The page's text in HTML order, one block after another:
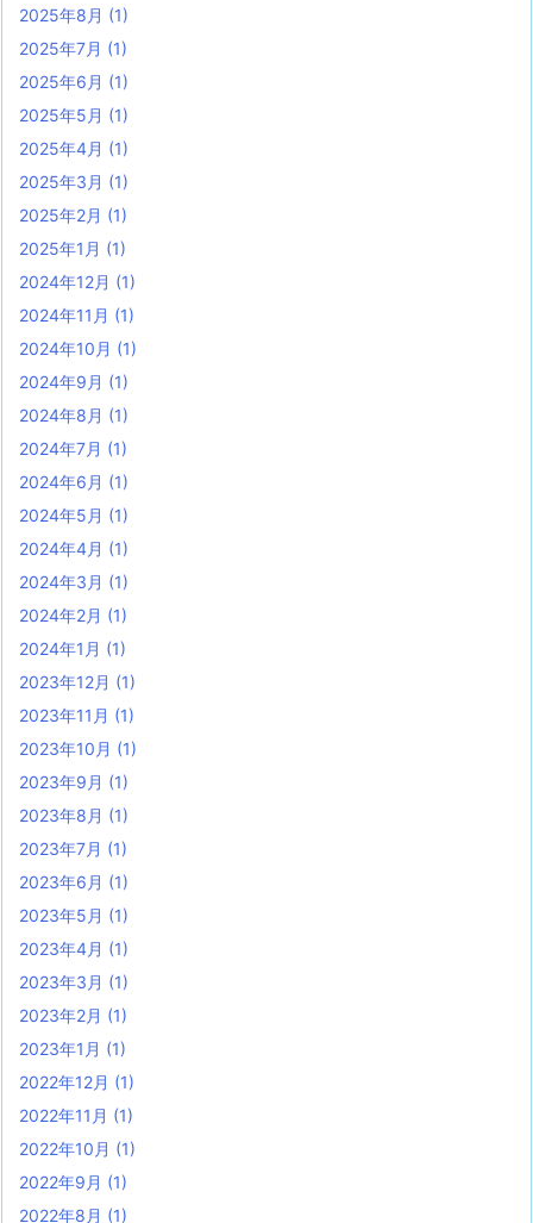
2025年8月 (1)
2025年7月 (1)
2025年6月 (1)
2025年5月 (1)
2025年4月 (1)
2025年3月 (1)
2025年2月 (1)
2025年1月 (1)
2024年12月 (1)
2024年11月 (1)
2024年10月 (1)
2024年9月 (1)
2024年8月 (1)
2024年7月 (1)
2024年6月 (1)
2024年5月 (1)
2024年4月 (1)
2024年3月 (1)
2024年2月 (1)
2024年1月 (1)
2023年12月 (1)
2023年11月 (1)
2023年10月 (1)
2023年9月 (1)
2023年8月 (1)
2023年7月 (1)
2023年6月 (1)
2023年5月 (1)
2023年4月 (1)
2023年3月 (1)
2023年2月 (1)
2023年1月 (1)
2022年12月 (1)
2022年11月 (1)
2022年10月 (1)
2022年9月 (1)
2022年8月 (1)